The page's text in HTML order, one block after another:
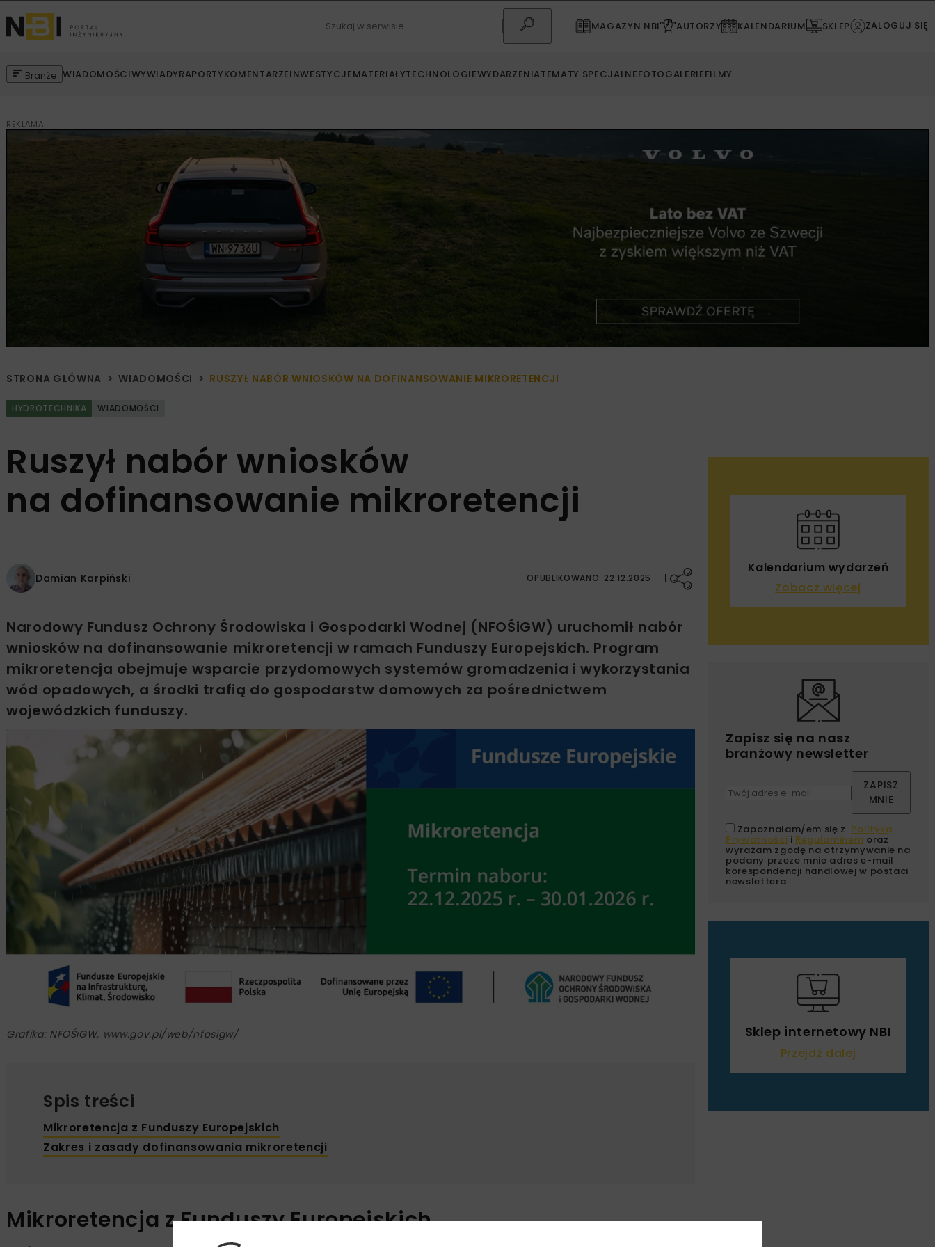
MAGAZYN NBI AUTORZY KALENDARIUM SKLEP ZALOGUJ SIĘ
Branże WIADOMOŚCIWYWIADYRAPORTYKOMENTARZEINWESTYCJEMATERIAŁYTECHNOLOGIEWYDARZENIATEMATY SPECJALNEFOTOGALERIEFILMY
REKLAMA
STRONA GŁÓWNA WIADOMOŚCI RUSZYŁ NABÓR WNIOSKÓW NA DOFINANSOWANIE MIKRORETENCJI
HYDROTECHNIKA WIADOMOŚCI
Ruszył nabór wniosków
na dofinansowanie mikroretencji
Damian Karpiński OPUBLIKOWANO: 22.12.2025
Narodowy Fundusz Ochrony Środowiska i Gospodarki Wodnej (NFOŚiGW) uruchomił nabór
wniosków na dofinansowanie mikroretencji w ramach Funduszy Europejskich. Program
mikroretencja obejmuje wsparcie przydomowych systemów gromadzenia i wykorzystania
wód opadowych, a środki trafią do gospodarstw domowych za pośrednictwem
wojewódzkich funduszy.
Grafika: NFOŚiGW, www.gov.pl/web/nfosigw/
Spis treści
Mikroretencja z Funduszy Europejskich
Zakres i zasady dofinansowania mikroretencji
Mikroretencja z Funduszy Europejskich
Kalendarium wydarzeń
Zobacz więcej
Zapisz się na nasz
branżowy newsletter
ZAPISZ
MNIE
Zapoznałam/em się z Polityką
Prywatności i Regulaminem oraz
wyrażam zgodę na otrzymywanie na
podany przeze mnie adres e-mail
korespondencji handlowej w postaci
newslettera.
Sklep internetowy NBI
Przejdź dalej